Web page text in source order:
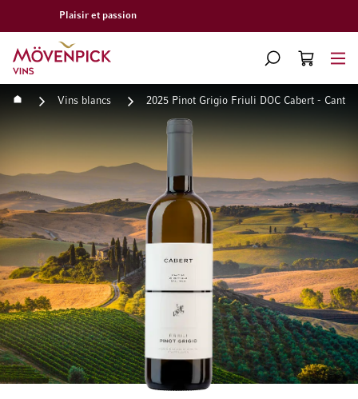
Livraison gratuite à partir de CHF 300.–
Aller à la page d'accueil
CHERCHERPANIER
Accueil Vins blancs 2025 Pinot Grigio Friuli DOC Cabert -
Passer à la fin de la galerie d’images